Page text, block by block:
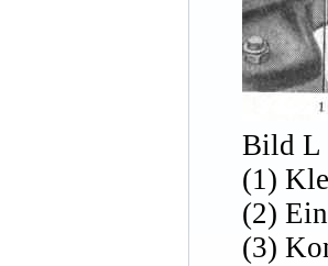
Bild L
(1)
(2)
(3)